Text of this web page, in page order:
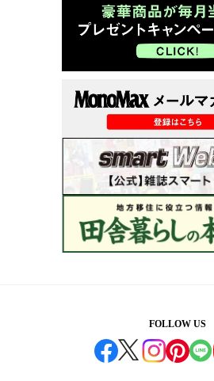
FOLLOW US